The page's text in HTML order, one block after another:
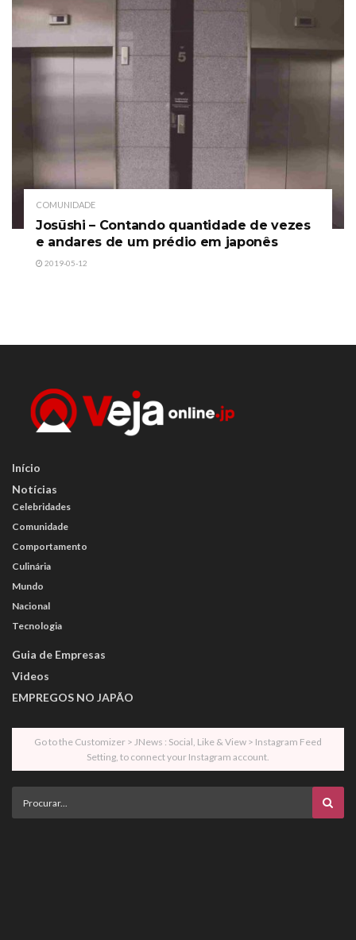
COMUNIDADE
Josūshi – Contando quantidade de vezes
e andares de um prédio em japonês
2019-05-12
Início
Notícias
Celebridades
Comunidade
Comportamento
Culinária
Mundo
Nacional
Tecnologia
Guia de Empresas
Videos
EMPREGOS NO JAPÃO
Go to the Customizer > JNews : Social, Like & View > Instagram Feed
Setting, to connect your Instagram account.